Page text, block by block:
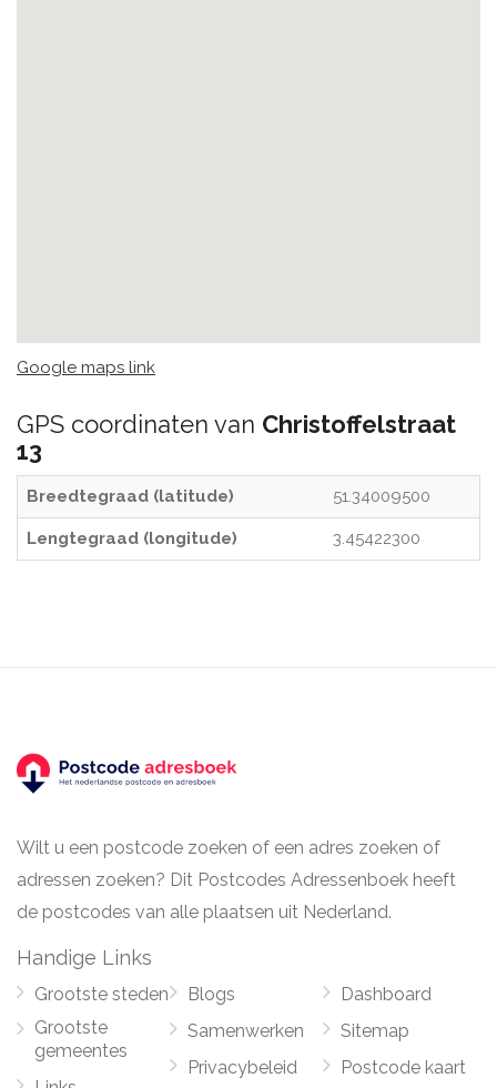
Google maps link
GPS coordinaten van Christoffelstraat
13
Breedtegraad (latitude) 51.34009500
Lengtegraad (longitude) 3.45422300
Wilt u een postcode zoeken of een adres zoeken of
adressen zoeken? Dit Postcodes Adressenboek heeft
de postcodes van alle plaatsen uit Nederland.
Handige Links
Grootste steden
Grootste
gemeentes
Blogs
Samenwerken
Privacybeleid
Dashboard
Sitemap
Postcode kaart